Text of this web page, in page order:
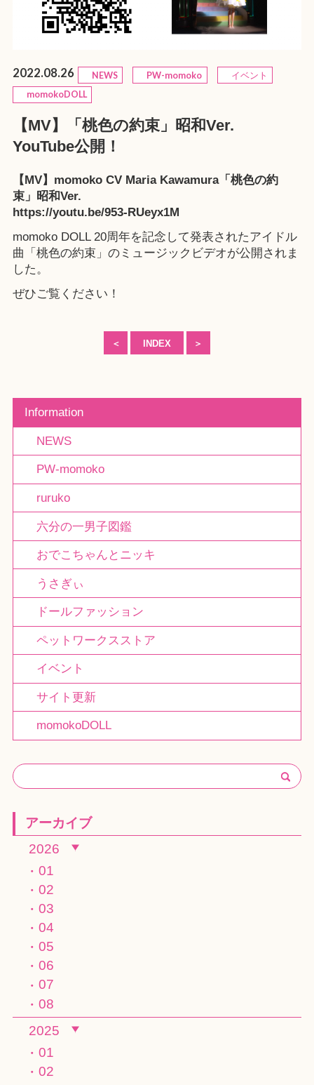
2022.08.26 NEWS PW-momoko
イベント
momokoDOLL
【MV】「桃色の約束」昭和Ver.
YouTube公開！
【MV】momoko CV Maria Kawamura「桃色の約
束」昭和Ver.
https://youtu.be/953-RUeyx1M
momoko DOLL 20周年を記念して発表されたアイドル
曲「桃色の約束」のミュージックビデオが公開されま
した。
ぜひご覧ください！
＜ INDEX ＞
Information
NEWS
PW-momoko
ruruko
六分の一男子図鑑
おでこちゃんとニッキ
うさぎぃ
ドールファッション
ペットワークスストア
イベント
サイト更新
momokoDOLL
アーカイブ
2026
01
02
03
04
05
06
07
08
2025
01
02